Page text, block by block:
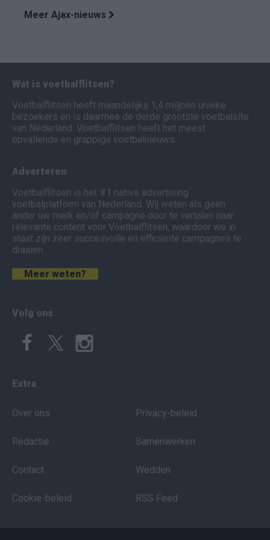
Meer Ajax-nieuws
Wat is voetbalflitsen?
Voetbalflitsen heeft maandelijks 1,4 miljoen unieke
bezoekers en is daarmee de derde grootste voetbalsite
van Nederland. Voetbalflitsen heeft het meest
opvallende en grappige voetbalnieuws.
Adverteren
Voetbalflitsen is het #1 native advertising
voetbalplatform van Nederland. Wij weten als geen
ander uw merk en/of campagne door te vertalen naar
relevante content voor Voetbalflitsen, waardoor we in
staat zijn zeer succesvolle en efficiënte campagnes te
draaien.
Meer weten?
Volg ons
Extra
Over ons
Redactie
Contact
Cookie-beleid
Privacy-beleid
Samenwerken
Wedden
RSS Feed